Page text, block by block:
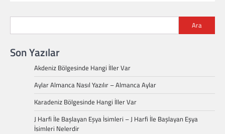
Ara
Son Yazılar
Akdeniz Bölgesinde Hangi İller Var
Aylar Almanca Nasıl Yazılır – Almanca Aylar
Karadeniz Bölgesinde Hangi İller Var
J Harfi İle Başlayan Eşya İsimleri – J Harfi İle Başlayan Eşya
İsimleri Nelerdir